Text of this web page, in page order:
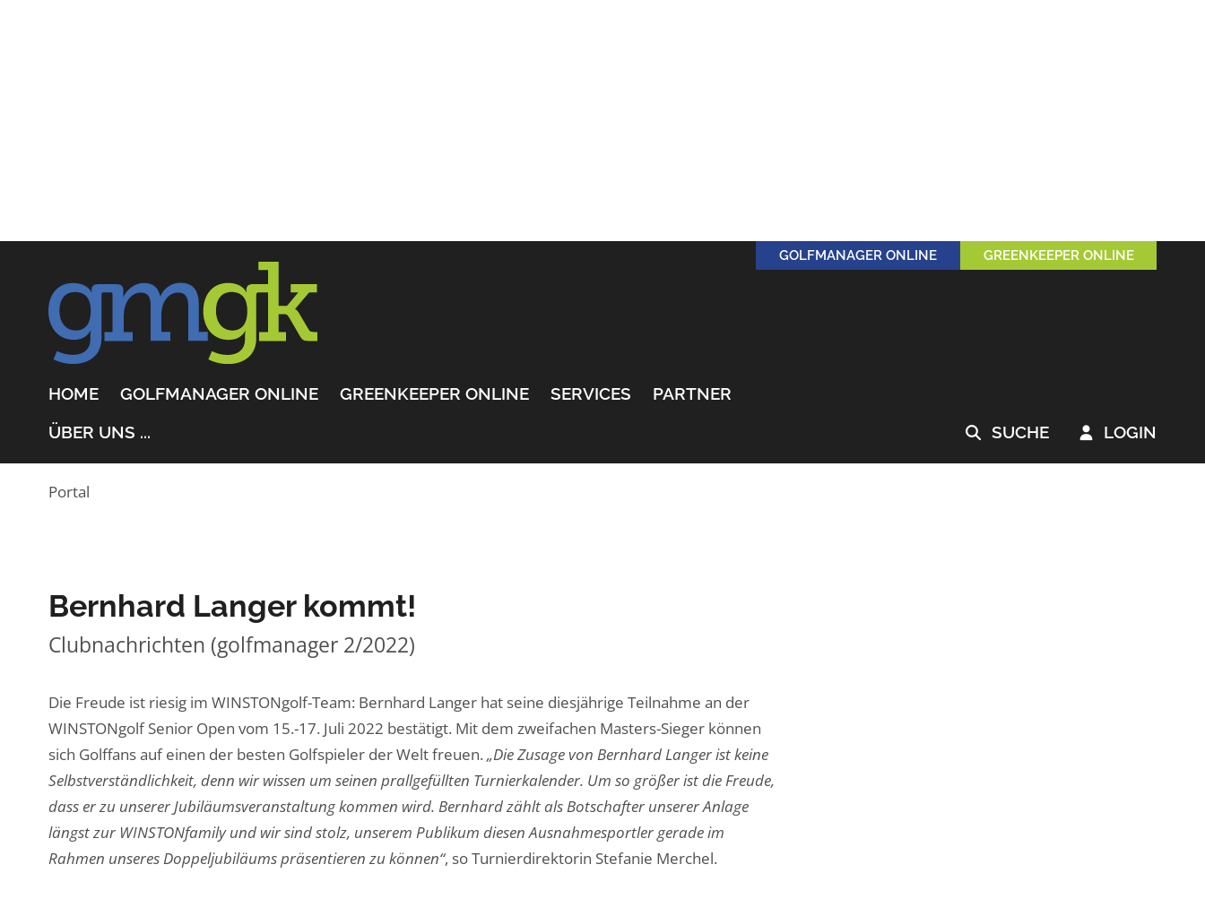
GOLFMANAGER ONLINE GREENKEEPER ONLINE
HOME GOLFMANAGER ONLINE GREENKEEPER ONLINE SERVICES
PARTNER
ÜBER UNS ...
 SUCHE  LOGIN
Portal
Bernhard Langer kommt!
Clubnachrichten (golfmanager 2/2022)
Die Freude ist riesig im WINSTONgolf-Team: Bernhard Langer hat seine diesjährige Teilnahme an der
WINSTONgolf Senior Open vom 15.-17. Juli 2022 bestätigt. Mit dem zweifachen Masters-Sieger können
sich Golffans auf einen der besten Golfspieler der Welt freuen. „Die Zusage von Bernhard Langer ist keine
Selbstverständlichkeit, denn wir wissen um seinen prallgefüllten Turnierkalender. Um so größer ist die Freude,
dass er zu unserer Jubiläumsveranstaltung kommen wird. Bernhard zählt als Botschafter unserer Anlage
längst zur WINSTONfamily und wir sind stolz, unserem Publikum diesen Ausnahmesportler gerade im
Rahmen unseres Doppeljubiläums präsentieren zu können“, so Turnierdirektorin Stefanie Merchel.